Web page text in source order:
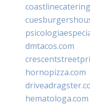
dmtacos.com
hornopizza.com
hematologa.com